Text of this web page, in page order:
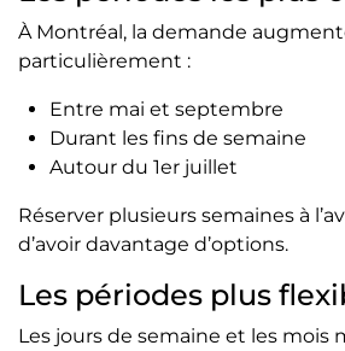
À Montréal, la demande
particulièrement :
Entre mai et septembre
Durant les fins de semaine
Autour du 1er juillet
Réserver plusieurs semaines à
d’avoir davantage d’options.
Les périodes plus
Les jours de semaine et les mois